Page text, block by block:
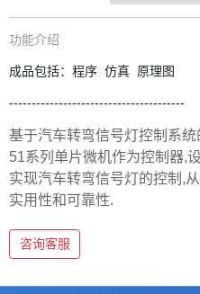
功能介绍
成品包括：程序 仿真 原理图
---------------------------------------
基于汽车转弯信号灯控制系
51系列单片微机作为控制器,
实现汽车转弯信号灯的控制,
实用性和可靠性.
咨询客服